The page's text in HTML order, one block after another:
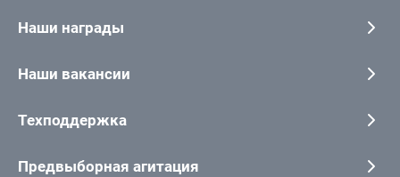
Наши награды
Наши вакансии
Техподдержка
Предвыборная агитация